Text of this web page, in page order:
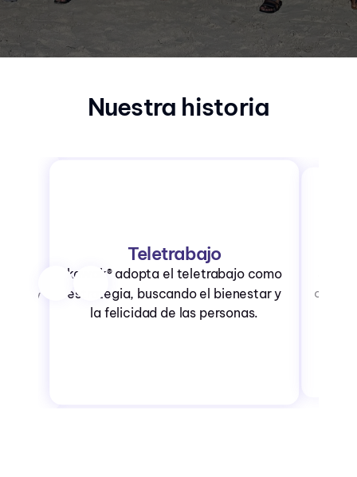
Nuestra historia
y
Teletrabajo
kawak® adopta el teletrabajo como
estrategia, buscando el bienestar y
la felicidad de las personas.